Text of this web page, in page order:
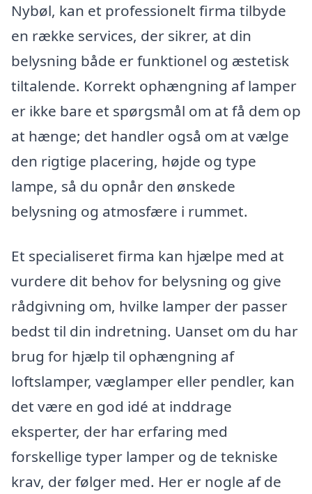
Nybøl, kan et professionelt firma tilbyde
en række services, der sikrer, at din
belysning både er funktionel og æstetisk
tiltalende. Korrekt ophængning af lamper
er ikke bare et spørgsmål om at få dem op
at hænge; det handler også om at vælge
den rigtige placering, højde og type
lampe, så du opnår den ønskede
belysning og atmosfære i rummet.
Et specialiseret firma kan hjælpe med at
vurdere dit behov for belysning og give
rådgivning om, hvilke lamper der passer
bedst til din indretning. Uanset om du har
brug for hjælp til ophængning af
loftslamper, væglamper eller pendler, kan
det være en god idé at inddrage
eksperter, der har erfaring med
forskellige typer lamper og de tekniske
krav, der følger med. Her er nogle af de